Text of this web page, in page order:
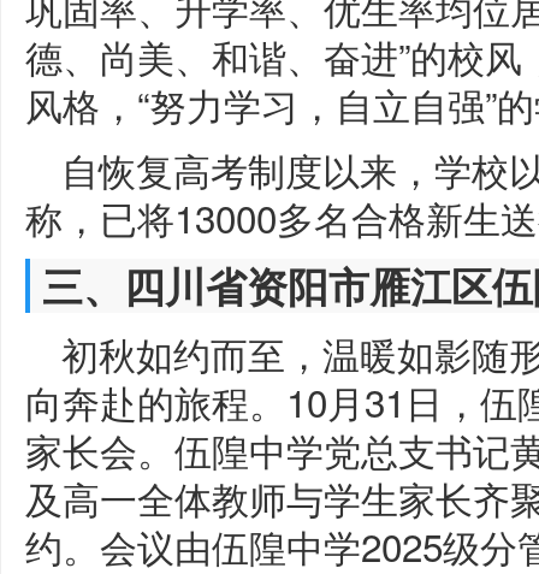
德、尚美、和谐、奋进”的校
风格，“努力学习，自立自强”
自恢复高考制度以来，学校
称，已将13000多名合格新生
三、四川省资阳市雁江区
初秋如约而至，温暖如影随
向奔赴的旅程。10月31日，
家长会。伍隍中学党总支书记
及高一全体教师与学生家长齐
约。会议由伍隍中学2025级分